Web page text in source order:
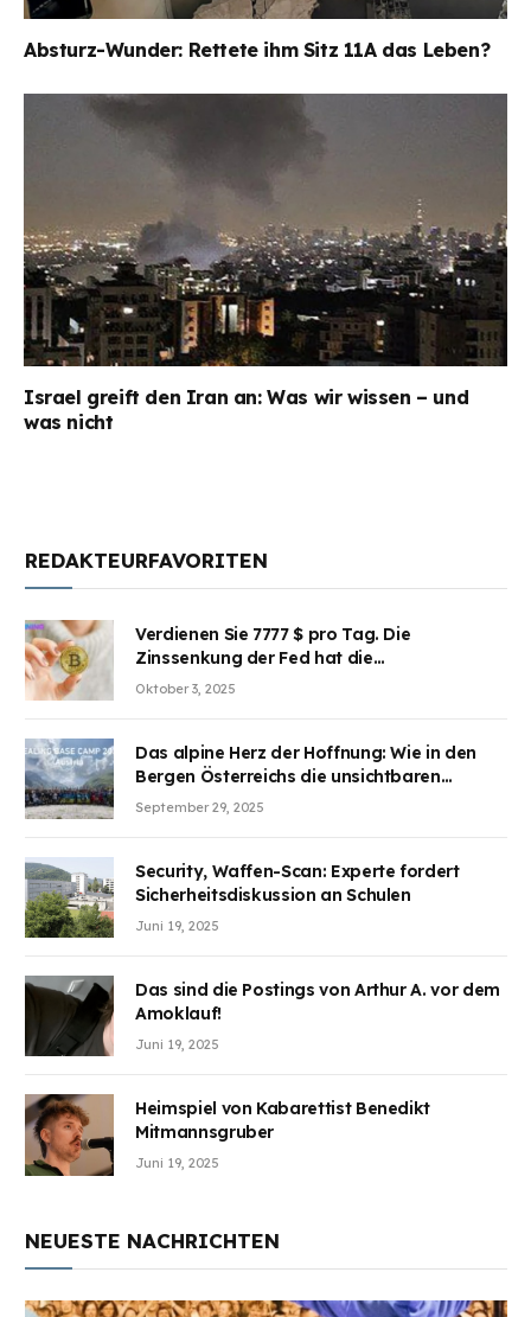
Absturz-Wunder: Rettete ihm Sitz 11A das Leben?
Israel greift den Iran an: Was wir wissen – und
was nicht
REDAKTEURFAVORITEN
Verdienen Sie 7777 $ pro Tag. Die
Zinssenkung der Fed hat die
Aufmerksamkeit des Marktes erregt.
Oktober 3, 2025
Das alpine Herz der Hoffnung: Wie in den
Bergen Österreichs die unsichtbaren
Wunden des Kriegesheilen
September 29, 2025
Security, Waffen-Scan: Experte fordert
Sicherheitsdiskussion an Schulen
Juni 19, 2025
Das sind die Postings von Arthur A. vor dem
Amoklauf!
Juni 19, 2025
Heimspiel von Kabarettist Benedikt
Mitmannsgruber
Juni 19, 2025
NEUESTE NACHRICHTEN